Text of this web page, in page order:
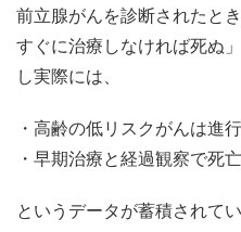
前立腺がんを診断されたと
すぐに治療しなければ死ぬ
し実際には、
・高齢の低リスクがんは進
・早期治療と経過観察で死
というデータが蓄積されてい